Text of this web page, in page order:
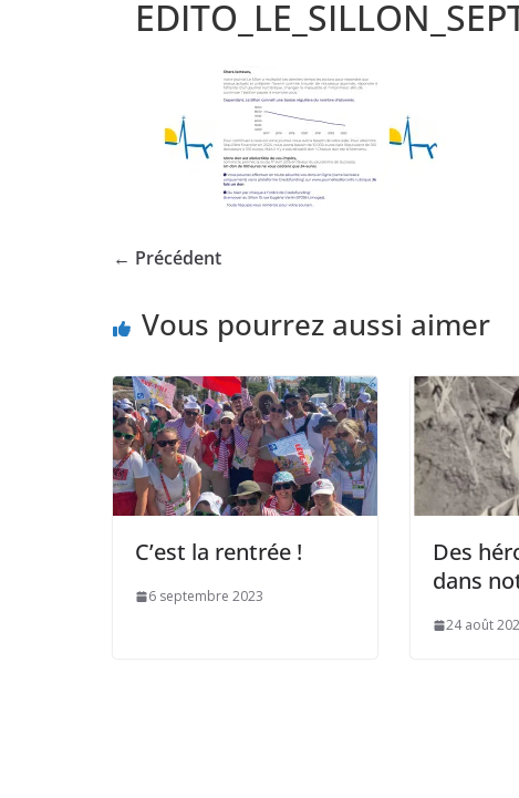
← Précédent
Vous pourrez aussi aimer
C’est la rentrée !
6 septembre 2023
Des
dans
24 août